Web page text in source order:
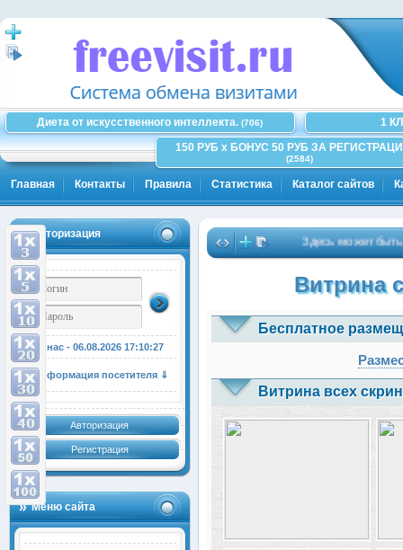
Диета от искусственного интеллекта. (706)
1
150 РУБ x БОНУС 50 РУБ ЗА
(2584)
Главная Контакты Правила Статистика Каталог сайтов
Авторизация
У нас - 06.08.2026 17:10:27
Информация посетителя ⇓
Авторизация
Регистрация
Меню сайта
Здесь может быть
Витрина
Бесплатное
Витрина всех